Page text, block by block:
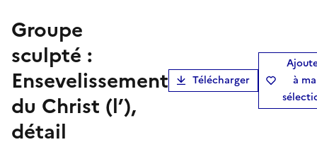
groupe
sculpté :
Ensevelissement
du Christ (l’),
détail
Télécharger
à ma